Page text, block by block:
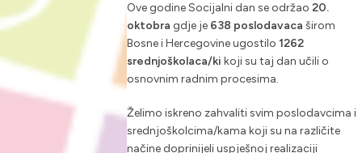
Ove godine Socijalni dan se održao20.
oktobra gdje je 638 poslodavaca širom
Bosne i Hercegovine ugostilo1262
srednjoškolaca/kikoji su taj dan učili o
osnovnim radnim procesima.
Želimo iskreno zahvaliti svim poslodavcima i
srednjoškolcima/kama koji su na različite
načine doprinijeli uspješnoj realizaciji